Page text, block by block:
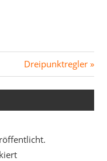
Nächster
Beitrag:
Dreipunktregler